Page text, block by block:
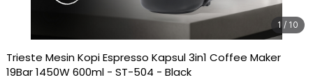
1 / 10
Trieste Mesin Kopi Espresso Kapsul 3in1 Coffee Maker
19Bar 1450W 600ml - ST-504 - Black